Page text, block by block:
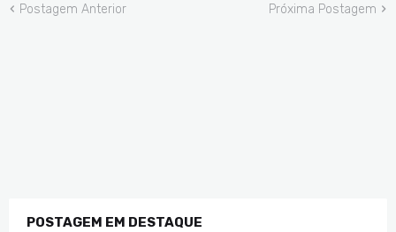
Postagem Anterior Próxima Postagem
POSTAGEM EM DESTAQUE